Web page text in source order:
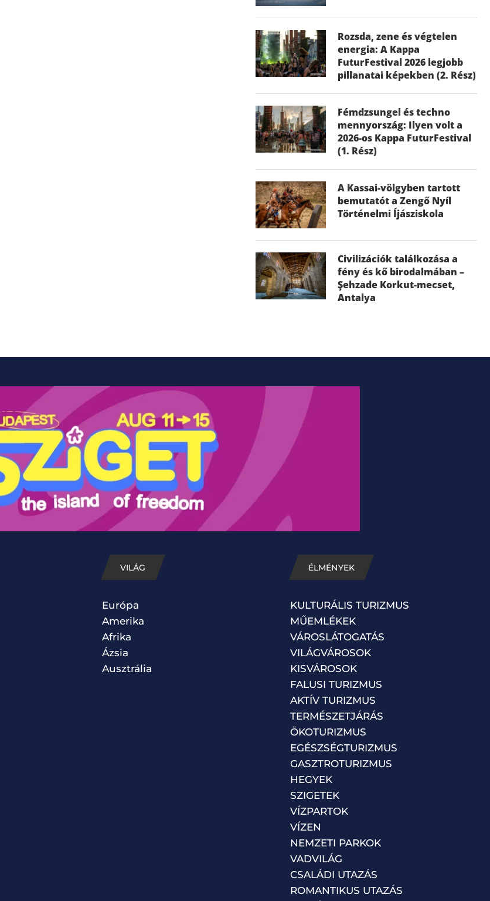
Rozsda, zene és végtelen
energia: A Kappa
FuturFestival 2026 legjobb
pillanatai képekben (2. Rész)
Fémdzsungel és techno
mennyország: Ilyen volt a
2026-os Kappa FuturFestival
(1. Rész)
A Kassai-völgyben tartott
bemutatót a Zengő Nyíl
Történelmi Íjásziskola
Civilizációk találkozása a
fény és kő birodalmában –
Şehzade Korkut-mecset,
Antalya
VILÁG
Európa
Amerika
Afrika
Ázsia
Ausztrália
ÉLMÉNYEK
KULTURÁLIS TURIZMUS
MŰEMLÉKEK
VÁROSLÁTOGATÁS
VILÁGVÁROSOK
KISVÁROSOK
FALUSI TURIZMUS
AKTÍV TURIZMUS
TERMÉSZETJÁRÁS
ÖKOTURIZMUS
EGÉSZSÉGTURIZMUS
GASZTROTURIZMUS
HEGYEK
SZIGETEK
VÍZPARTOK
VÍZEN
NEMZETI PARKOK
VADVILÁG
CSALÁDI UTAZÁS
ROMANTIKUS UTAZÁS